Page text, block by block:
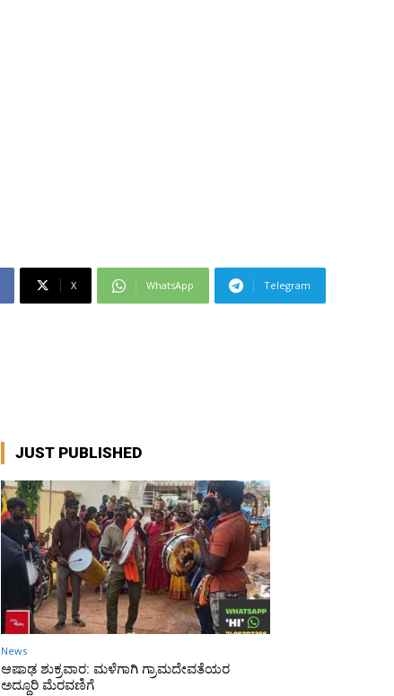
X WhatsApp Telegram
JUST PUBLISHED
News
ಆಷಾಢ ಶುಕ್ರವಾರ: ಮಳೆಗಾಗಿ ಗ್ರಾಮದೇವತೆಯರ
ಅದ್ದೂರಿ ಮೆರವಣಿಗೆ